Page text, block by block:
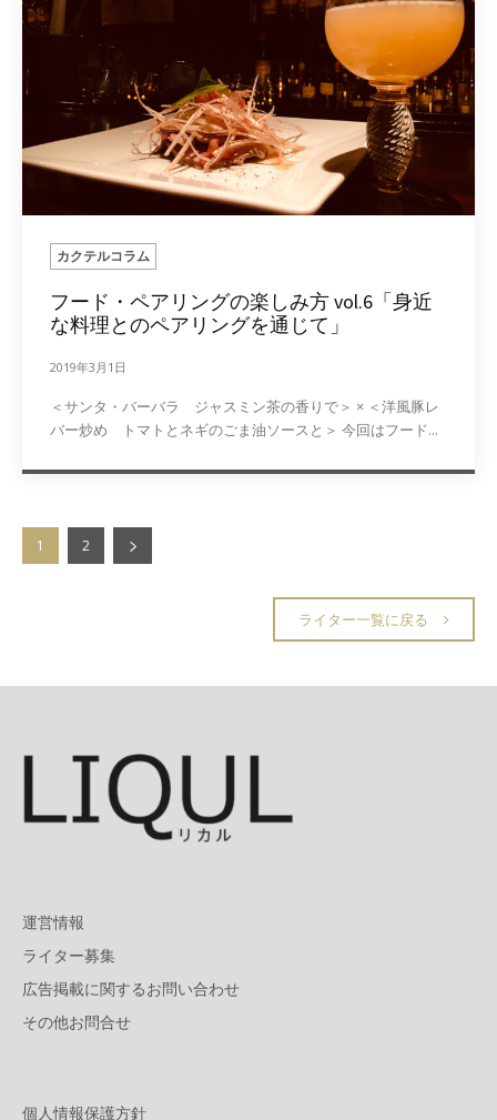
カクテルコラム
フード・ペアリングの楽しみ方 vol.6「身近
な料理とのペアリングを通じて」
2019年3月1日
＜サンタ・バーバラ ジャスミン茶の香りで＞ × ＜洋風豚レ
バー炒め トマトとネギのごま油ソースと＞ 今回はフード...
1 2
ライター一覧に戻る
運営情報
ライター募集
広告掲載に関するお問い合わせ
その他お問合せ
個人情報保護方針